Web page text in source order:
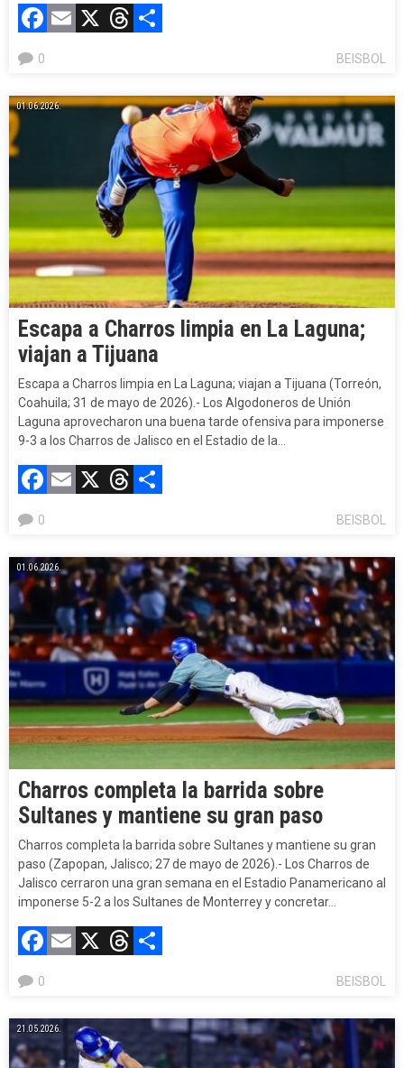
Facebook
Email
X Threads
BEISBOL
0
01.06.2026.
Escapa a Charros limpia en La Laguna;
viajan a Tijuana
Escapa a Charros limpia en La Laguna; viajan a Tijuana (Torreón,
Coahuila; 31 de mayo de 2026).- Los Algodoneros de Unión
Laguna aprovecharon una buena tarde ofensiva para imponerse
9-3 a los Charros de Jalisco en el Estadio de la…
Facebook
Email
X Threads
BEISBOL
0
01.06.2026.
Charros completa la barrida sobre
Sultanes y mantiene su gran paso
Charros completa la barrida sobre Sultanes y mantiene su gran
paso (Zapopan, Jalisco; 27 de mayo de 2026).- Los Charros de
Jalisco cerraron una gran semana en el Estadio Panamericano al
imponerse 5-2 a los Sultanes de Monterrey y concretar…
Facebook
Email
X Threads
BEISBOL
0
21.05.2026.